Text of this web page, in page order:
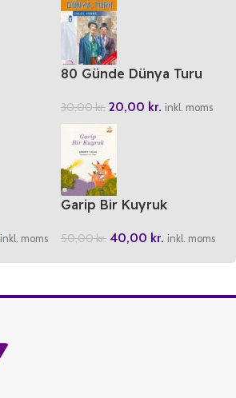
80 Günde Dünya Turu
30,00kr. 20,00 kr. inkl. moms
inkl. moms
Garip Bir Kuyruk
50,00kr. 40,00 kr. inkl. moms